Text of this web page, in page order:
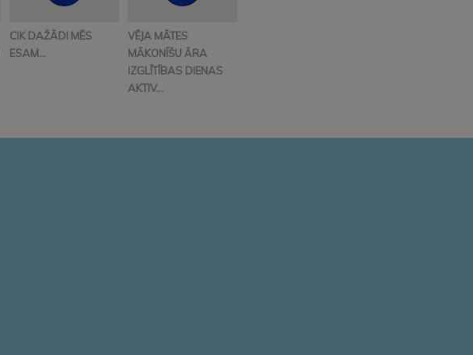
CIK DAŽĀDI MĒS
ESAM…
VĒJA MĀTES
MĀKONĪŠU ĀRA
IZGLĪTĪBAS DIENAS
AKTIV...